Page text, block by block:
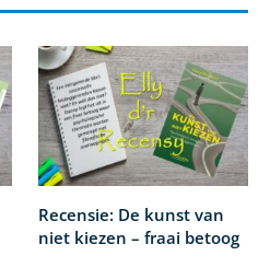
Recensie: De kunst van
niet kiezen – fraai betoog